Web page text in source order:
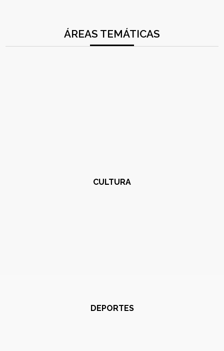
ÁREAS TEMÁTICAS
CULTURA
DEPORTES